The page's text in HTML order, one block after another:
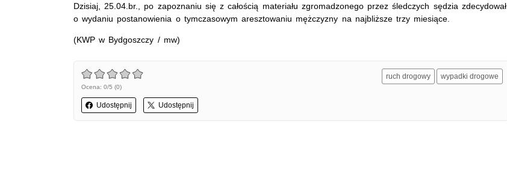
Dzisiaj, 25.04.br., po zapoznaniu się z całością materiału zgromadzonego przez śledczych sędzia zdecydował
o wydaniu postanowienia o tymczasowym aresztowaniu mężczyzny na najbliższe trzy miesiące.
(KWP w Bydgoszczy / mw)
Ocena: 0/5 (0)
Udostępnij Udostępnij
ruch drogowy wypadki drogowe